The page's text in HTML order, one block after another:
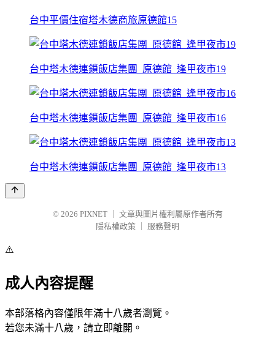
台中平價住宿塔木德商旅原德館15
台中塔木德連鎖飯店集團_原德館_逢甲夜市19
台中塔木德連鎖飯店集團_原德館_逢甲夜市16
台中塔木德連鎖飯店集團_原德館_逢甲夜市13
© 2026 PIXNET
文章與圖片權利屬原作者所有
隱私權政策
服務聲明
⚠️
成人內容提醒
本部落格內容僅限年滿十八歲者瀏覽。
若您未滿十八歲，請立即離開。